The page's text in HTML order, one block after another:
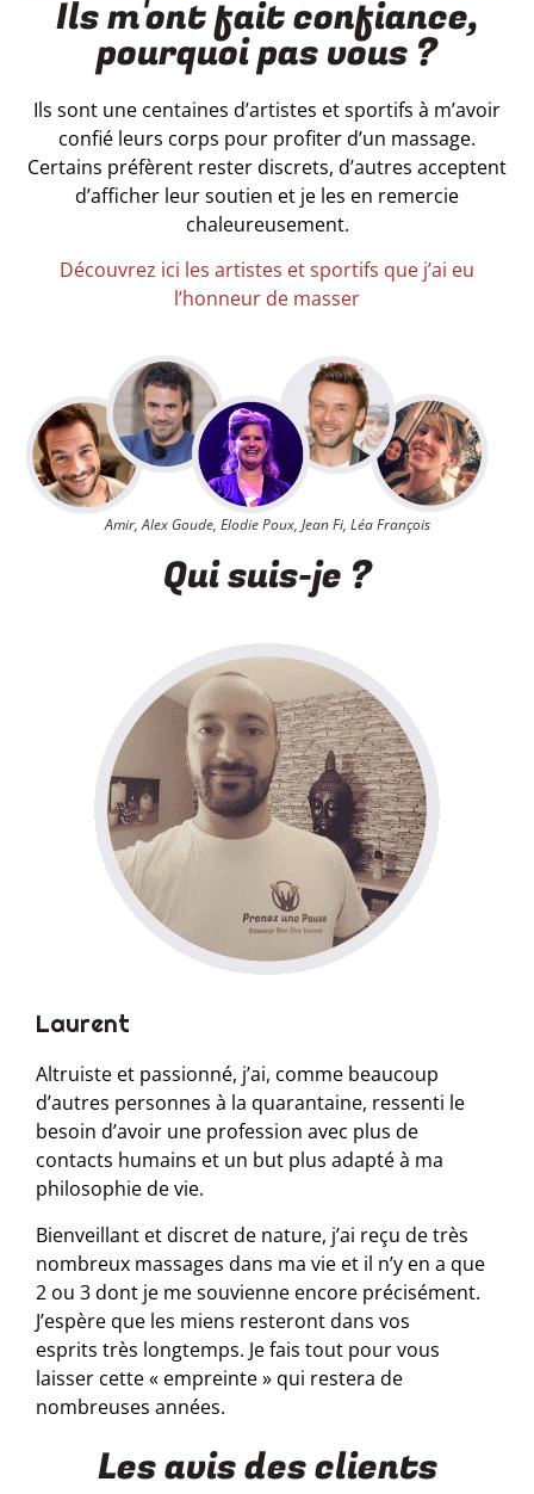
Ils m'ont fait confiance,
pourquoi pas vous ?
Ils sont une centaines d’artistes et sportifs à m’avoir
confié leurs corps pour profiter d’un massage.
Certains préfèrent rester discrets, d’autres acceptent
d’afficher leur soutien et je les en remercie
chaleureusement.
Découvrez ici les artistes et sportifs que j’ai eu
l’honneur de masser
Amir, Alex Goude, Elodie Poux, Jean Fi, Léa François
Qui suis-je ?​
Laurent
Altruiste et passionné, j’ai, comme beaucoup
d’autres personnes à la quarantaine, ressenti le
besoin d’avoir une profession avec plus de
contacts humains et un but plus adapté à ma
philosophie de vie.
Bienveillant et discret de nature, j’ai reçu de très
nombreux massages dans ma vie et il n’y en a que
2 ou 3 dont je me souvienne encore précisément.
J’espère que les miens resteront dans vos
esprits très longtemps. Je fais tout pour vous
laisser cette « empreinte » qui restera de
nombreuses années.
Les avis des clients